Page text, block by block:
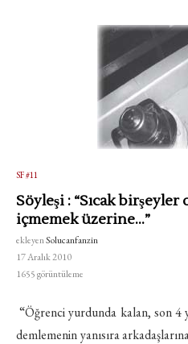
SF #11
Söyleşi : “Sıcak
içmemek üzerine…”
ekleyenSolucanfanzin
17 Aralık 2010
1655görüntüleme
“Öğrenci yurdunda kalan, son 4
demlemenin yanısıra